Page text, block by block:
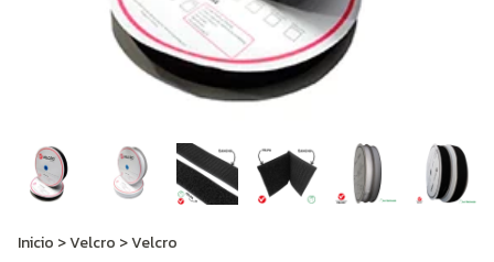
Inicio >Velcro >Velcro